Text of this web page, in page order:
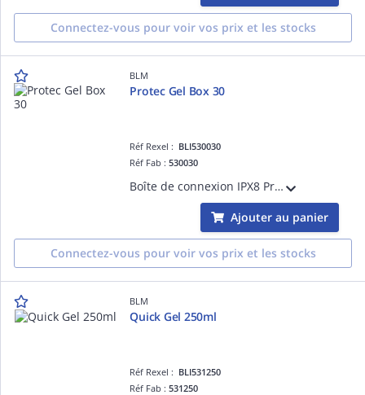
Connectez-vous pour voir vos prix et les stocks
BLM
Protec Gel Box 30
Réf Rexel : BLI530030
Réf Fab :530030
Boîte de connexion IPX8 Protec Gel Box 30 pré-remplie de gel polymérisé pour l'étanchéité rapide pour tous types de connexion : connecteurs automatiques, à leviers ou dominos. La connexion reste accessible pour une intervention ultérieure
Ajouter au panier
Connectez-vous pour voir vos prix et les stocks
BLM
Quick Gel 250ml
Réf Rexel : BLI531250
Réf Fab :531250